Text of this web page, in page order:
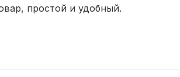
простой и удобный.